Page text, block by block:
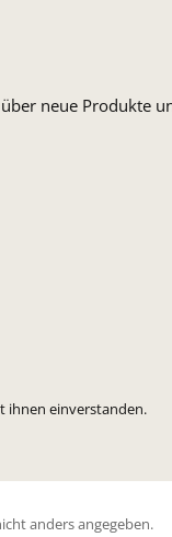
neue Produkte
ihnen einverstanden.
anders angegeben.